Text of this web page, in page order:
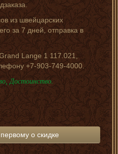
из швейцарских
за 7 дней, отправка в
Lange 1 117.021,
+7-903-749-4000.
Достоинство.
о скидке